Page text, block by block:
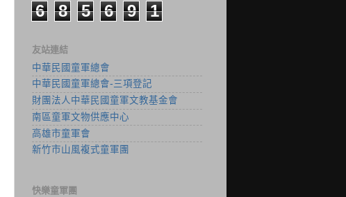
6 8 5 6 9 1
友站連結
中華民國童軍總會
中華民國童軍總會-三項登記
財團法人中華民國童軍文教基金會
南區童軍文物供應中心
高雄市童軍會
新竹市山風複式童軍團
快樂童軍團